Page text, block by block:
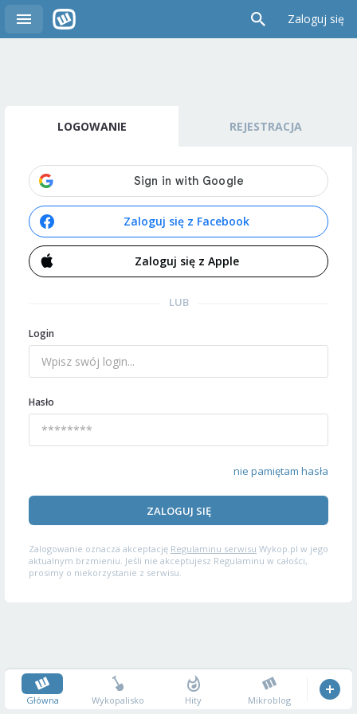
Zaloguj się
LOGOWANIE REJESTRACJA
Zaloguj się z Facebook
Zaloguj się z Apple
LUB
Login
Hasło
nie pamiętam hasła
ZALOGUJ SIĘ
Zalogowanie oznacza akceptację Regulaminu serwisu Wykop.pl w jego
aktualnym brzmieniu. Jeśli nie akceptujesz Regulaminu w całości,
prosimy o niekorzystanie z serwisu.
Główna Wykopalisko Hity Mikroblog